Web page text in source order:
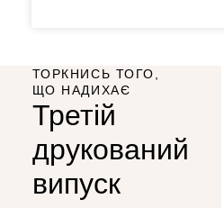
ТОРКНИСЬ ТОГО,
ЩО НАДИХАЄ
Третій
друкований
випуск